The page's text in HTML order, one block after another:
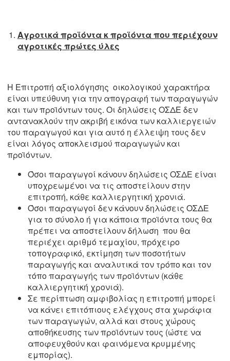
Αγροτικά προϊόντα κ προϊόντα που περιέχουν
αγροτικές πρώτες ύλες
Η Επιτροπή αξιολόγησης οικολογικού χαρακτήρα
είναι υπεύθυνη για την απογραφή των παραγωγών
και των προϊόντων τους. Οι δηλώσεις ΟΣΔΕ δεν
αντανακλούν την ακριβή εικόνα των καλλιεργειών
του παραγωγού και για αυτό η έλλειψη τους δεν
είναι λόγος αποκλεισμού παραγωγών και
προϊόντων.
Όσοι παραγωγοί κάνουν δηλώσεις ΟΣΔΕ είναι
υποχρεωμένοι να τις αποστείλουν στην
επιτροπή, κάθε καλλιεργητική χρονιά.
Όσοι παραγωγοί δεν κάνουν δηλώσεις ΟΣΔΕ
για το σύνολο ή για κάποια προϊόντα τους θα
πρέπει να αποστείλουν δήλωση που θα
περιέχει αριθμό τεμαχίου, πρόχειρο
τοπογραφικό, εκτίμηση των ποσοτήτων
παραγωγής και αναλυτικά τον τρόπο και τον
τόπο παραγωγής των προϊόντων (κάθε
καλλιεργητική χρονιά).
Σε περίπτωση αμφιβολίας η επιτροπή μπορεί
να κάνει επιτόπιους ελέγχους στα χωράφια
των παραγωγών, αλλά και στους χώρους
αποθήκευσης των προϊόντων τους (ώστε να
αποφευχθούν και φαινόμενα κρυμμένης
εμπορίας).